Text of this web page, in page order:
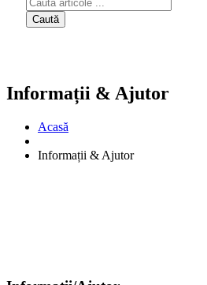
Informații & Ajutor
Acasă
Informații & Ajutor